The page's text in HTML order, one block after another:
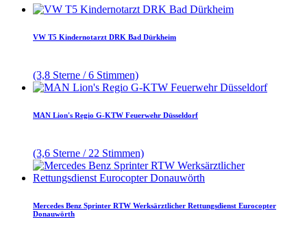
VW T5 Kindernotarzt DRK Bad Dürkheim
(3,8 Sterne / 6 Stimmen)
MAN Lion's Regio G-KTW Feuerwehr Düsseldorf
(3,6 Sterne / 22 Stimmen)
Mercedes Benz Sprinter RTW Werksärztlicher Rettungsdienst Eurocopter
Donauwörth